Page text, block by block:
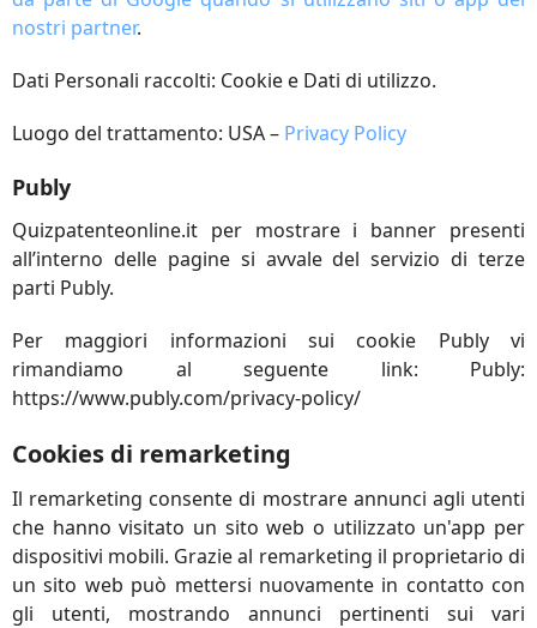
nostri partner.
Dati Personali raccolti: Cookie e Dati di utilizzo.
Luogo del trattamento: USA – Privacy Policy
Publy
Quizpatenteonline.it per mostrare i banner presenti
all’interno delle pagine si avvale del servizio di terze
parti Publy.
Per maggiori informazioni sui cookie Publy vi
rimandiamo al seguente link: Publy:
https://www.publy.com/privacy-policy/
Cookies di remarketing
Il remarketing consente di mostrare annunci agli utenti
che hanno visitato un sito web o utilizzato un'app per
dispositivi mobili. Grazie al remarketing il proprietario di
un sito web può mettersi nuovamente in contatto con
gli utenti, mostrando annunci pertinenti sui vari